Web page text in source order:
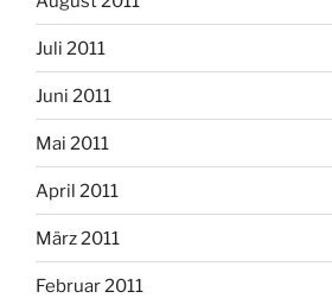
Juli 2011
Juni 2011
Mai 2011
April 2011
März 2011
Februar 2011